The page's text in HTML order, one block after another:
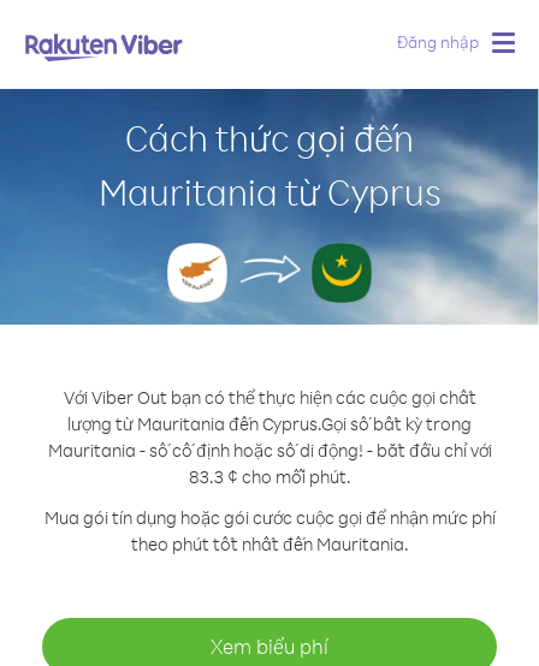
Đăng nhập
Cách thức gọi đến
Mauritania từ Cyprus
Với Viber Out bạn có thể thực hiện các cuộc gọi chất
lượng từ Mauritania đến Cyprus.Gọi số bất kỳ trong
Mauritania - số cố định hoặc số di động! - bắt đầu chỉ với
83.3 ¢ cho mỗi phút.
Mua gói tín dụng hoặc gói cước cuộc gọi để nhận mức phí
theo phút tốt nhất đến Mauritania.
Xem biểu phí